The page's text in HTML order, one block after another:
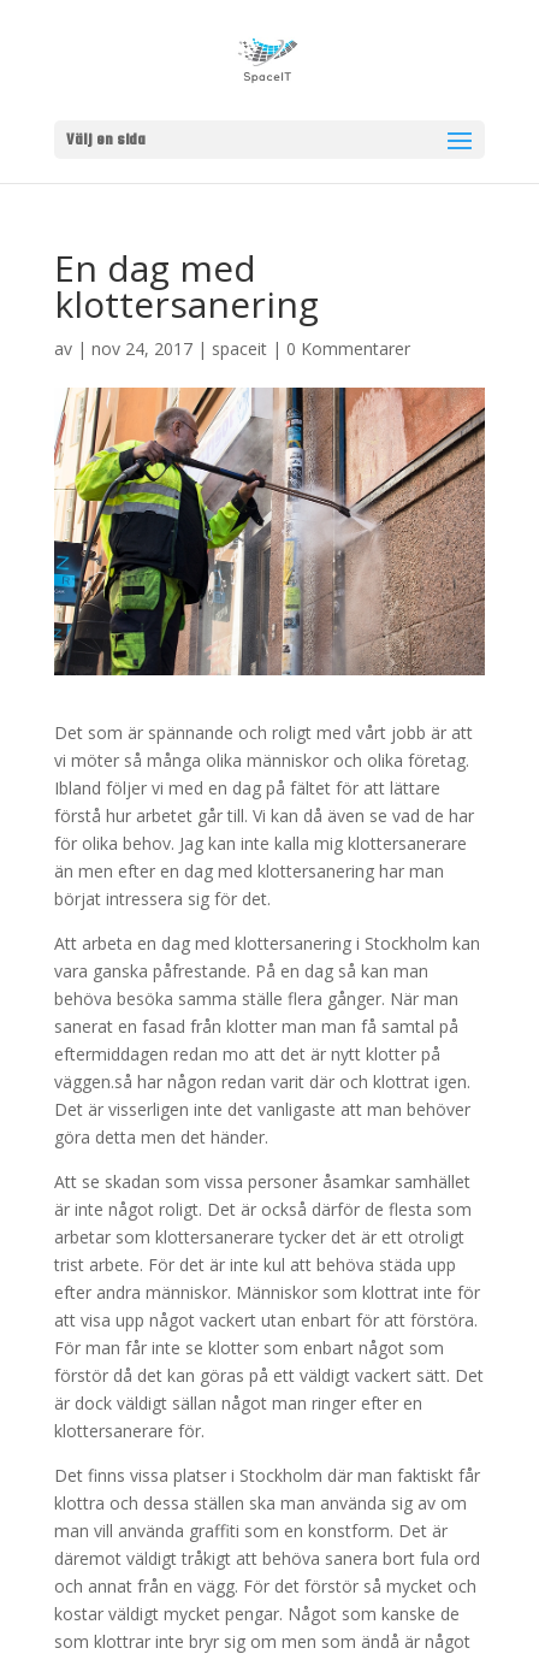
Välj en sida
En dag med
klottersanering
av | nov 24, 2017| spaceit| 0 Kommentarer
Det som är spännande och roligt med vårt jobb är att
vi möter så många olika människor och olika företag.
Ibland följer vi med en dag på fältet för att lättare
förstå hur arbetet går till. Vi kan då även se vad de har
för olika behov. Jag kan inte kalla mig klottersanerare
än men efter en dag med klottersanering har man
börjat intressera sig för det.
Att arbeta en dag med klottersanering i Stockholm kan
vara ganska påfrestande. På en dag så kan man
behöva besöka samma ställe flera gånger. När man
sanerat en fasad från klotter man man få samtal på
eftermiddagen redan mo att det är nytt klotter på
väggen.så har någon redan varit där och klottrat igen.
Det är visserligen inte det vanligaste att man behöver
göra detta men det händer.
Att se skadan som vissa personer åsamkar samhället
är inte något roligt. Det är också därför de flesta som
arbetar som klottersanerare tycker det är ett otroligt
trist arbete. För det är inte kul att behöva städa upp
efter andra människor. Människor som klottrat inte för
att visa upp något vackert utan enbart för att förstöra.
För man får inte se klotter som enbart något som
förstör då det kan göras på ett väldigt vackert sätt. Det
är dock väldigt sällan något man ringer efter en
klottersanerare för.
Det finns vissa platser i Stockholm där man faktiskt får
klottra och dessa ställen ska man använda sig av om
man vill använda graffiti som en konstform. Det är
däremot väldigt tråkigt att behöva sanera bort fula ord
och annat från en vägg. För det förstör så mycket och
kostar väldigt mycket pengar. Något som kanske de
som klottrar inte bryr sig om men som ändå är något